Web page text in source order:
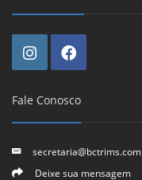
Fale Conosco
secretaria@bctrims.com
Deixe sua mensagem